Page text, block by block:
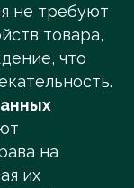
не требуют
товара,
что
на
их